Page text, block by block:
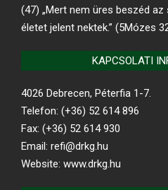
(47) „Mert nem üres beszéd
életet jelent nektek.” (5Mózes
KAPCSOLATI
4026 Debrecen, Péterfia 1-7.
Telefon: (+36) 52 614 896
Fax: (+36) 52 614 930
Email: refi@drkg.hu
Website: www.drkg.hu